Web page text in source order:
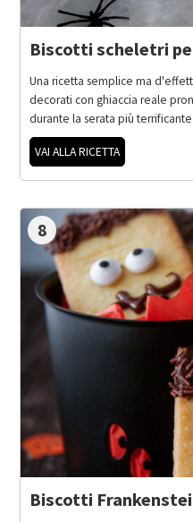
Biscotti scheletri
Una ricetta semplice ma
decorati con ghiaccia reale
durante la serata più
VAI ALLA RICETTA
8
Biscotti